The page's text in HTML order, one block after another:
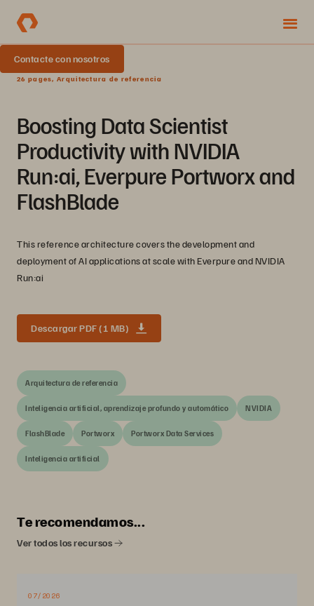
Contacte con nosotros
26 pages, Arquitectura de referencia
Boosting Data Scientist
Productivity with NVIDIA
Run:ai, Everpure Portworx and
FlashBlade
This reference architecture covers the development and
deployment of AI applications at scale with Everpure and NVIDIA
Run:ai
Descargar PDF (1 MB)
Arquitectura de referencia
Inteligencia artificial, aprendizaje profundo y automático NVIDIA
FlashBlade Portworx Portworx Data Services
Inteligencia artificial
Te recomendamos...
Ver todos los recursos
07/2026